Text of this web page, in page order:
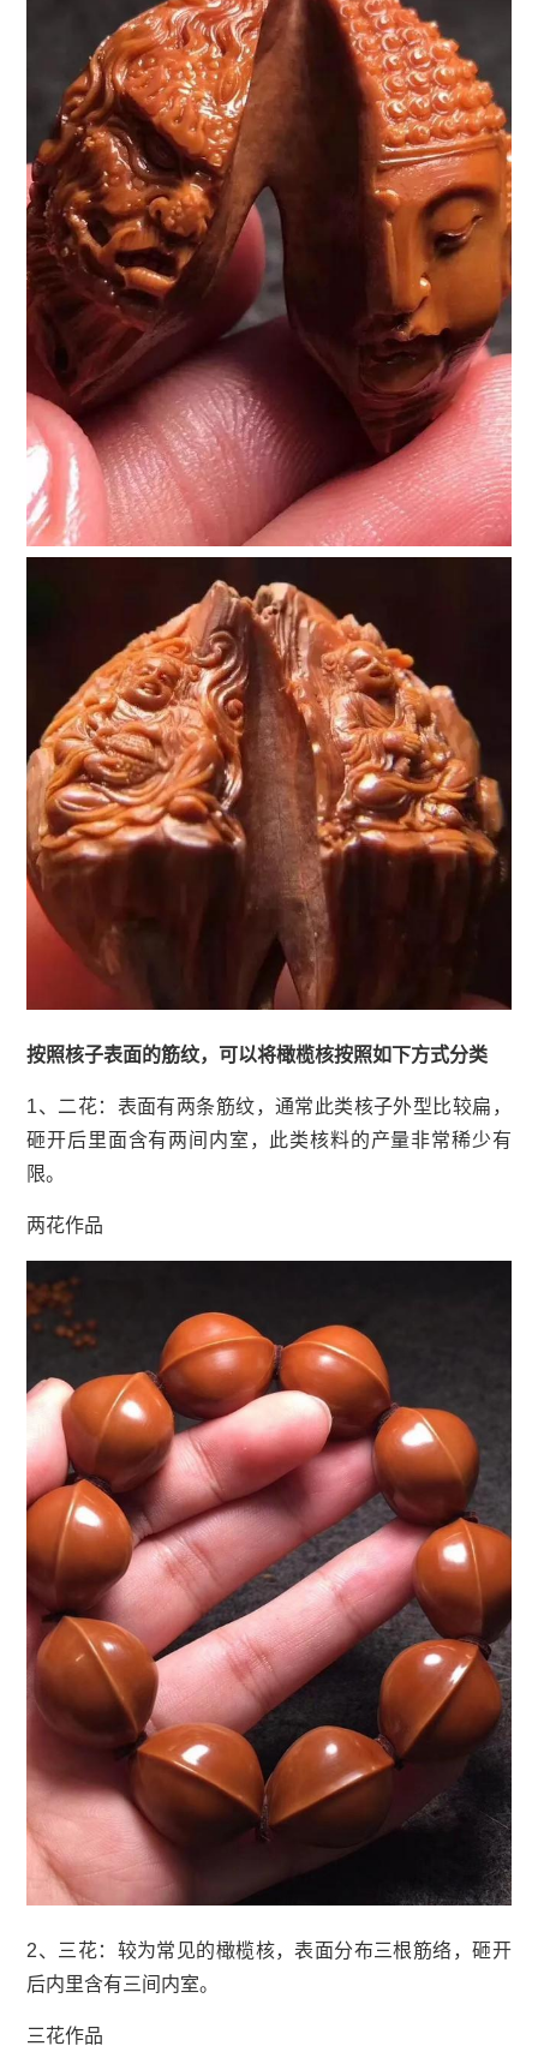
按照核子表面的筋纹，可以将橄榄核按照如下方式分类
1、二花：表面有两条筋纹，通常此类核子外型比较扁，
砸开后里面含有两间内室，此类核料的产量非常稀少有
限。
两花作品
2、三花：较为常见的橄榄核，表面分布三根筋络，砸开
后内里含有三间内室。
三花作品